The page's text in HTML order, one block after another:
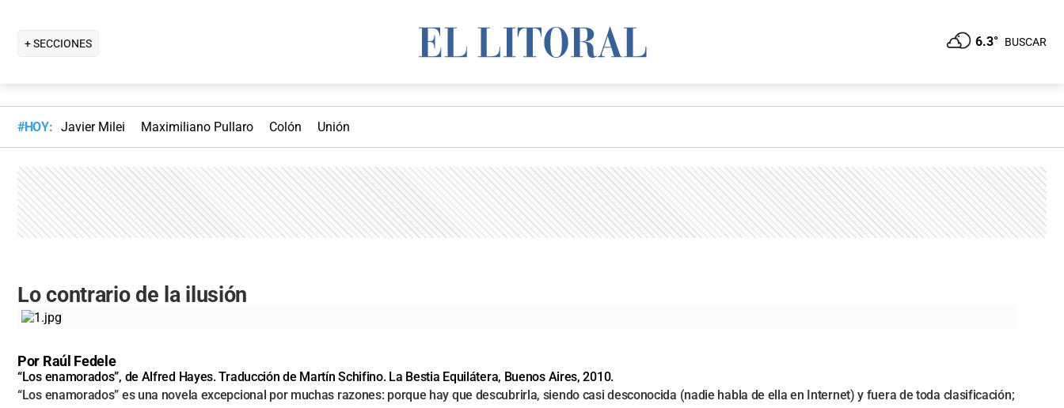
+ SECCIONES 6.3° BUSCAR
#HOY: Javier Milei Maximiliano Pullaro Colón Unión
Lo contrario de la ilusión
Por Raúl Fedele
“Los enamorados”, de Alfred Hayes. Traducción de Martín Schifino. La Bestia Equilátera, Buenos Aires, 2010.
“Los enamorados” es una novela excepcional por muchas razones: porque hay que descubrirla, siendo casi desconocida (nadie habla de ella en Internet) y fuera de toda clasificación;